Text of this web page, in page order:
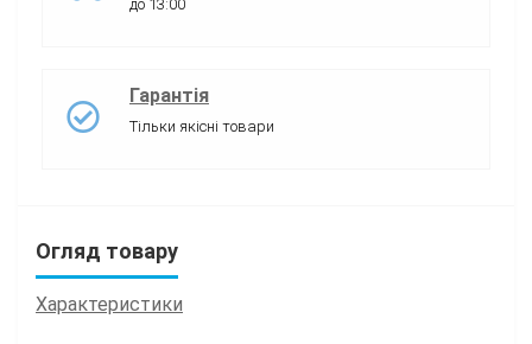
до 13:00
Гарантія
Тільки якісні товари
Огляд товару
Характеристики